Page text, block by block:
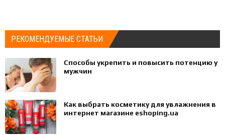
РЕКОМЕНДУЕМЫЕ СТАТЬИ
Способы укрепить и повысить потенцию у
мужчин
Как выбрать косметику для увлажнения в
интернет магазине eshoping.ua